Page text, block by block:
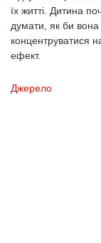
їх житті. Дитина
думати, як би вона
концентруватися
ефект.
Джерело